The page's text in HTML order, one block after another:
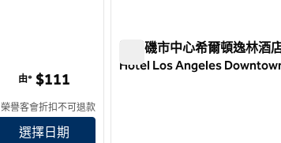
由* $111
榮譽客會折扣不可退款
選擇日期
洛杉磯市中心希爾頓逸林酒
Hotel Los Angeles